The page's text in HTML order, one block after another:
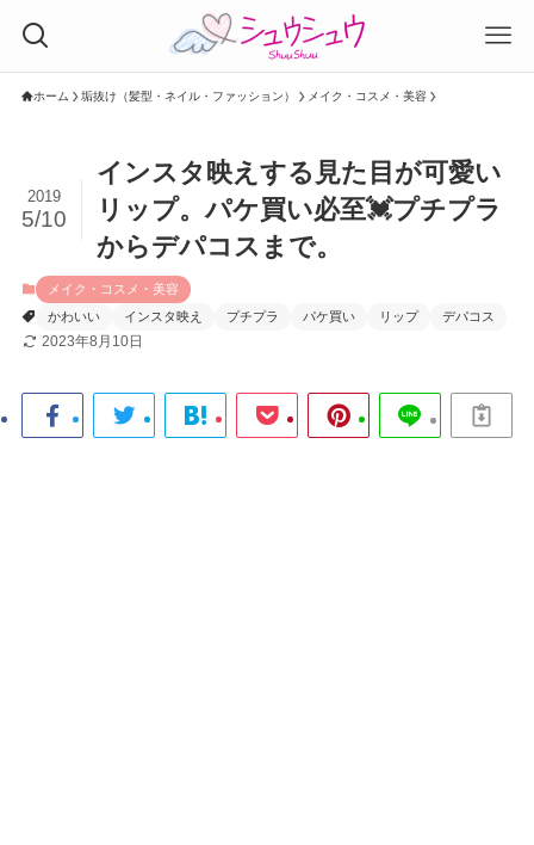
ホーム 垢抜け（髪型・ネイル・ファッション） メイク・コスメ・美容
インスタ映えする見た目が可愛い
リップ。パケ買い必至💓プチプラ
からデパコスまで。
2019
5/10
メイク・コスメ・美容
かわいい
インスタ映え プチプラ パケ買い リップ デパコス
2023年8月10日